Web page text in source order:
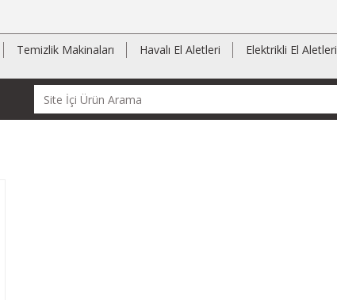
Temizlik Makinaları Havalı El Aletleri Elektrikli El Aletleri